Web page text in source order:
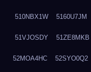
510NBX1W 5160U7JM
51VJOSDY 51ZE8MKB
52MOA4HC 52SYO0Q2